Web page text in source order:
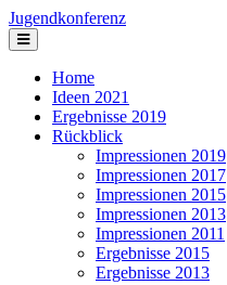
Jugendkonferenz
Home
Ideen 2021
Ergebnisse 2019
Rückblick
Impressionen 2019
Impressionen 2017
Impressionen 2015
Impressionen 2013
Impressionen 2011
Ergebnisse 2015
Ergebnisse 2013